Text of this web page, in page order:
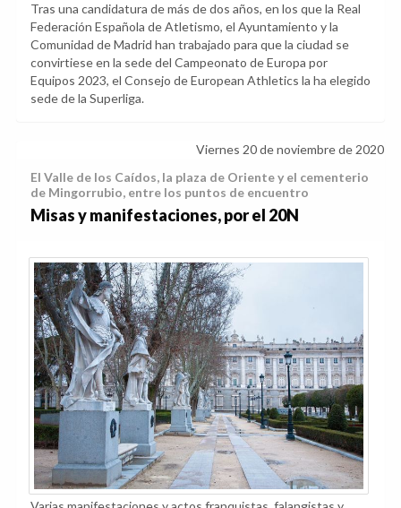
Tras una candidatura de más de dos años, en los que la Real
Federación Española de Atletismo, el Ayuntamiento y la
Comunidad de Madrid han trabajado para que la ciudad se
convirtiese en la sede del Campeonato de Europa por
Equipos 2023, el Consejo de European Athletics la ha elegido
sede de la Superliga.
Viernes 20 de noviembre de 2020
El Valle de los Caídos, la plaza de Oriente y el cementerio
de Mingorrubio, entre los puntos de encuentro
Misas y manifestaciones, por el 20N